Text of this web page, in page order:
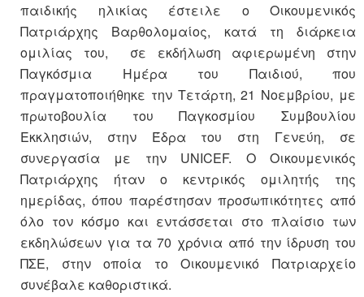
παιδικής ηλικίας έστειλε ο Οικουμενικός
Πατριάρχης Βαρθολομαίος, κατά τη διάρκεια
ομιλίας του, σε εκδήλωση αφιερωμένη στην
Παγκόσμια Ημέρα του Παιδιού, που
πραγματοποιήθηκε την Τετάρτη, 21 Νοεμβρίου, με
πρωτοβουλία του Παγκοσμίου Συμβουλίου
Εκκλησιών, στην Έδρα του στη Γενεύη, σε
συνεργασία με την UNICEF. Ο Οικουμενικός
Πατριάρχης ήταν ο κεντρικός ομιλητής της
ημερίδας, όπου παρέστησαν προσωπικότητες από
όλο τον κόσμο και εντάσσεται στο πλαίσιο των
εκδηλώσεων για τα 70 χρόνια από την ίδρυση του
ΠΣΕ, στην οποία το Οικουμενικό Πατριαρχείο
συνέβαλε καθοριστικά.